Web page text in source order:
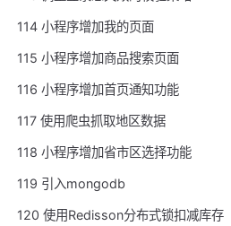
114 小程序增加我的页面
115 小程序增加商品搜索页面
116 小程序增加首页通知功能
117 使用爬虫抓取地区数据
118 小程序增加省市区选择功能
119 引入mongodb
120 使用Redisson分布式锁扣减库存